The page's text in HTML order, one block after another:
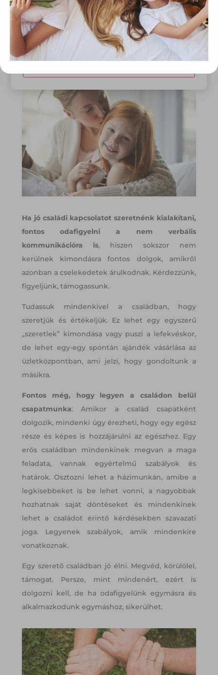
tanulmányi nehézségek és a pénz például olyan
témák, amiről a családoknak nehéz beszélniük,
de mégis időt kell rá szakítani ahhoz, hogy
bizalmi, jó kapcsolat épüljön ki.
Ha jó családi kapcsolatot szeretnénk kialakítani,
fontos odafigyelni a nem verbális
kommunikációra is, hiszen sokszor nem
kerülnek kimondásra fontos dolgok, amikről
azonban a cselekedetek árulkodnak. Kérdezzünk,
figyeljünk, támogassunk.
Tudassuk mindenkivel a családban, hogy
szeretjük és értékeljük. Ez lehet egy egyszerű
„szeretlek” kimondása vagy puszi a lefekvéskor,
de lehet egy-egy spontán ajándék vásárlása az
üzletközpontban, ami jelzi, hogy gondoltunk a
másikra.
Fontos még, hogy legyen a családon belül
csapatmunka: Amikor a család csapatként
dolgozik, mindenki úgy érezheti, hogy egy egész
része és képes is hozzájárulni az egészhez. Egy
erős családban mindenkinek megvan a maga
feladata, vannak egyértelmű szabályok és
határok. Osztozni lehet a házimunkán, amibe a
legkisebbeket is be lehet vonni, a nagyobbak
hozhatnak saját döntéseket és mindenkinek
lehet a családot érintő kérdésekben szavazati
joga. Legyenek szabályok, amik mindenkire
vonatkoznak.
Egy szerető családban jó élni. Megvéd, körülölel,
támogat. Persze, mint mindenért, ezért is
dolgozni kell, de ha odafigyelünk egymásra és
alkalmazkodunk egymáshoz, sikerülhet.
tárolásához a felhasználók hozzájárulását kell kérniük.
Elfogadom
Módosítom a beállításokat